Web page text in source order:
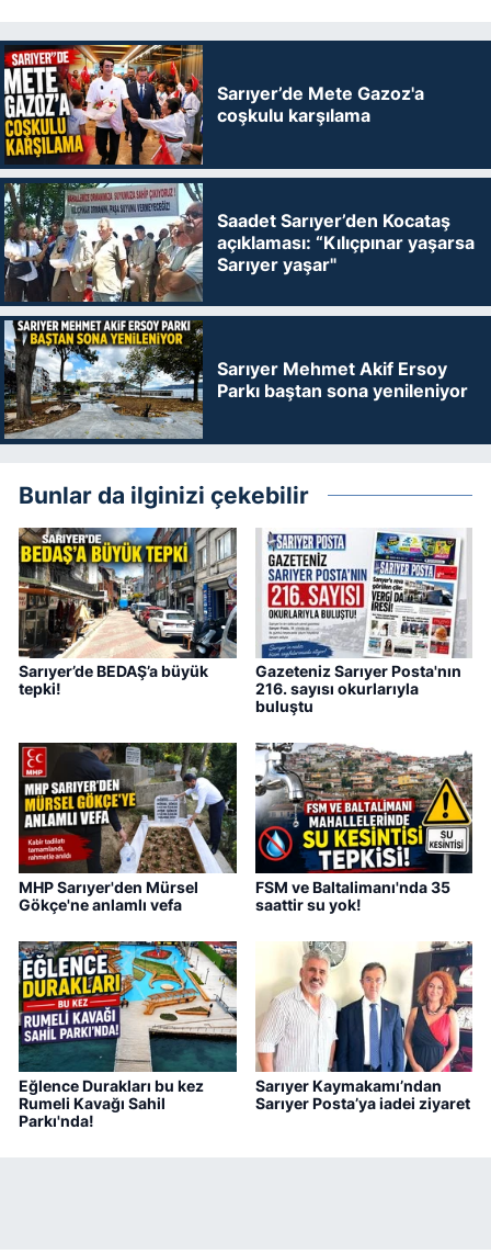
Sarıyer’de Mete Gazoz'a
coşkulu karşılama
Saadet Sarıyer’den Kocataş
açıklaması: “Kılıçpınar yaşarsa
Sarıyer yaşar"
Sarıyer Mehmet Akif Ersoy
Parkı baştan sona yenileniyor
Bunlar da ilginizi çekebilir
Sarıyer’de BEDAŞ’a büyük
tepki!
Gazeteniz Sarıyer Posta'nın
216. sayısı okurlarıyla
buluştu
MHP Sarıyer'den Mürsel
Gökçe'ne anlamlı vefa
FSM ve Baltalimanı'nda 35
saattir su yok!
Eğlence Durakları bu kez
Rumeli Kavağı Sahil
Parkı'nda!
Sarıyer Kaymakamı’ndan
Sarıyer Posta’ya iadei ziyaret